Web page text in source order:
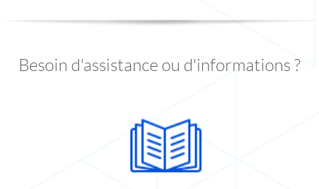
Besoin d'assistance ou d'informations ?